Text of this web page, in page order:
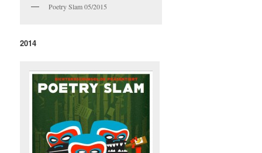
Poetry Slam 05/2015
2014